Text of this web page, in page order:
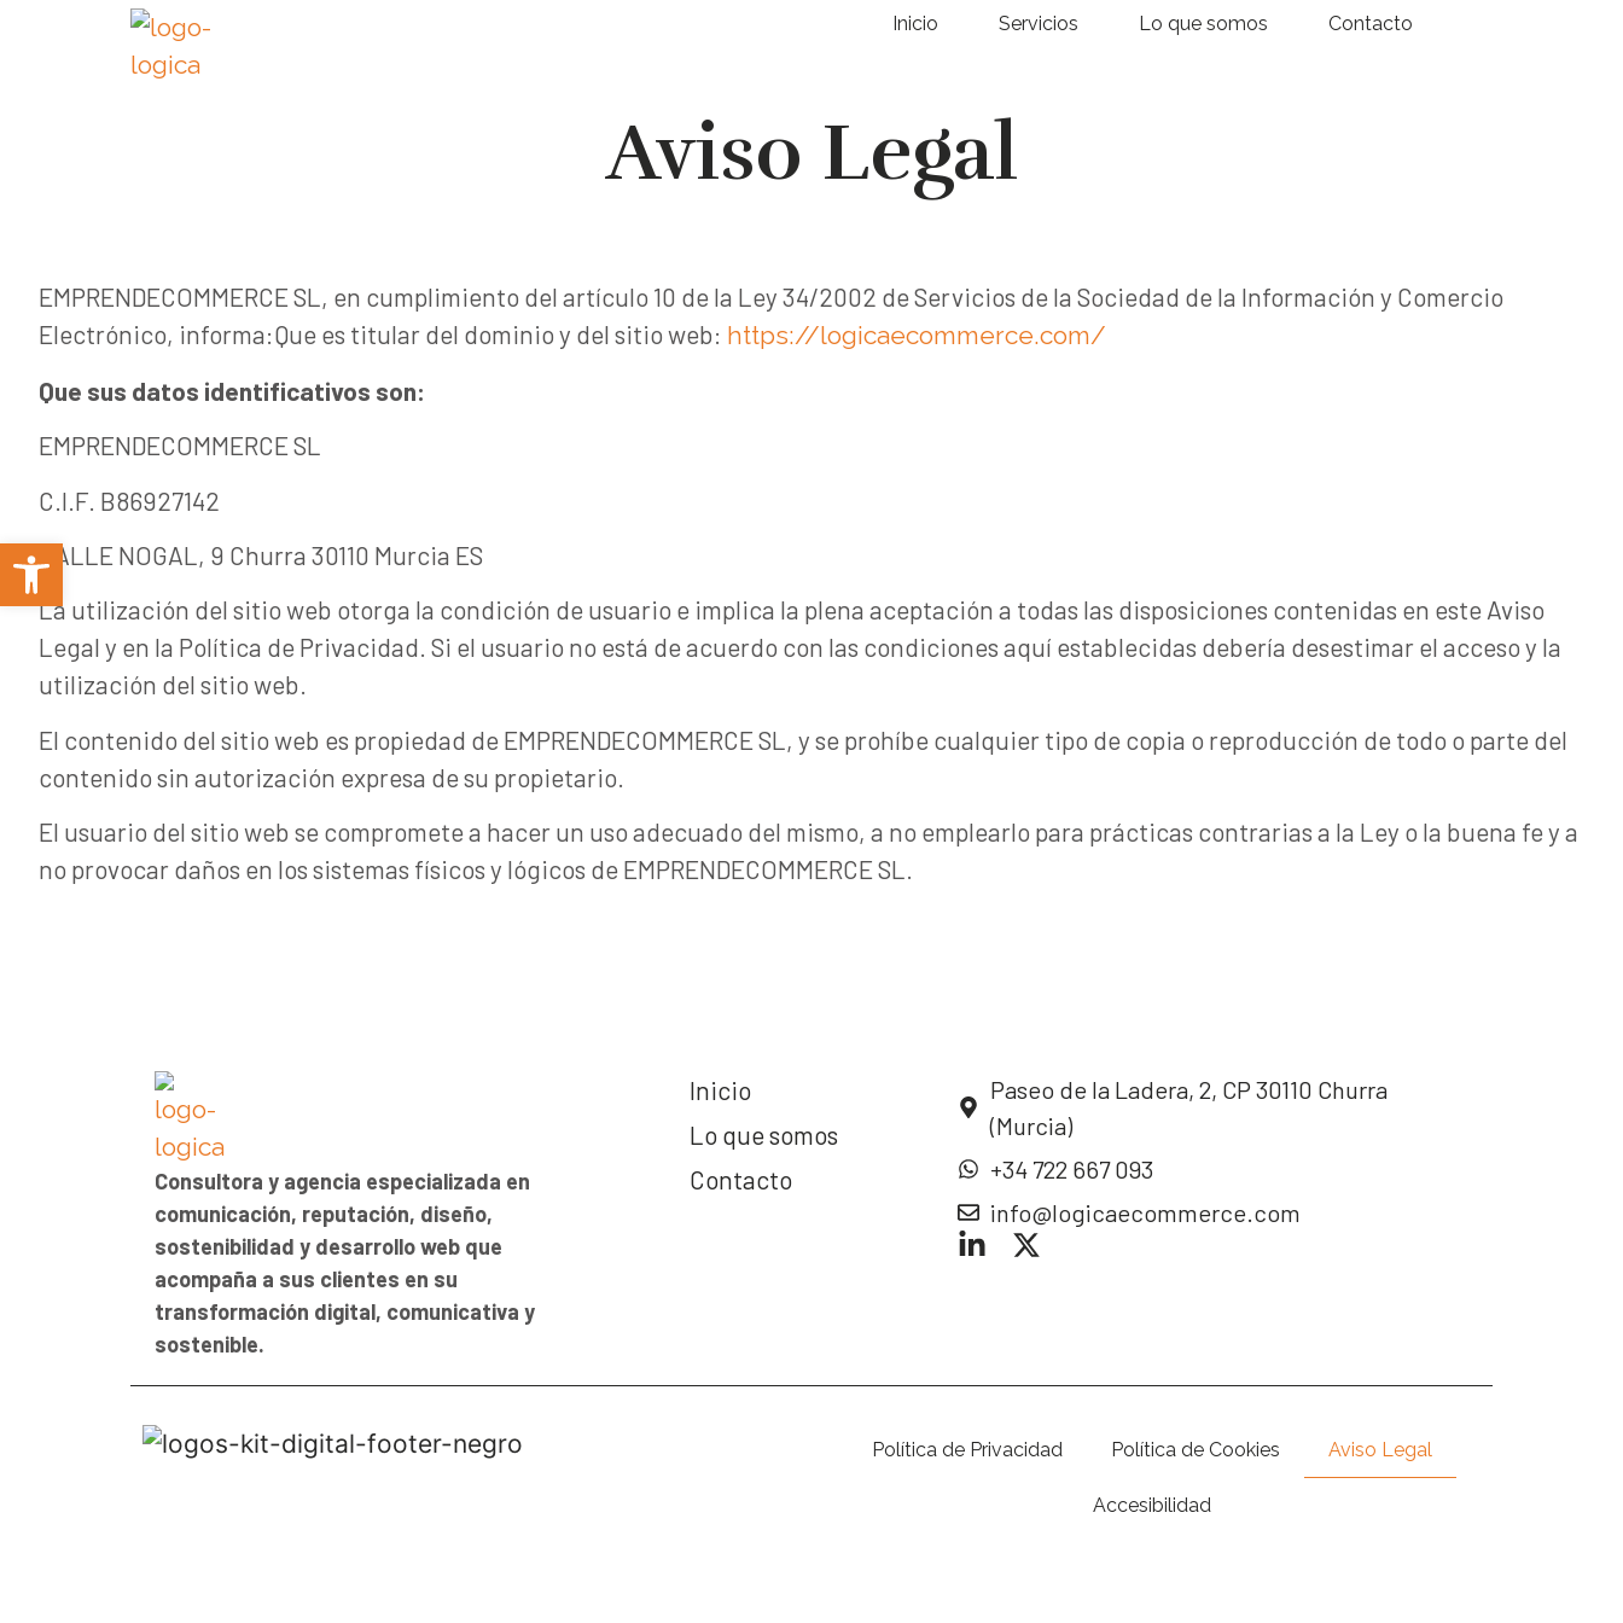
Abrir barra de herramientas
Inicio Servicios Lo que somos Contacto
Aviso Legal
EMPRENDECOMMERCE SL, en cumplimiento del artículo 10 de la Ley 34/2002 de Servicios de la Sociedad de la Información y Comercio
Electrónico, informa:Que es titular del dominio y del sitio web: https://logicaecommerce.com/
Que sus datos identificativos son:
EMPRENDECOMMERCE SL
C.I.F. B86927142
CALLE NOGAL, 9 Churra 30110 Murcia ES
La utilización del sitio web otorga la condición de usuario e implica la plena aceptación a todas las disposiciones contenidas en este Aviso
Legal y en la Política de Privacidad. Si el usuario no está de acuerdo con las condiciones aquí establecidas debería desestimar el acceso y la
utilización del sitio web.
El contenido del sitio web es propiedad de EMPRENDECOMMERCE SL, y se prohíbe cualquier tipo de copia o reproducción de todo o parte del
contenido sin autorización expresa de su propietario.
El usuario del sitio web se compromete a hacer un uso adecuado del mismo, a no emplearlo para prácticas contrarias a la Ley o la buena fe y a
no provocar daños en los sistemas físicos y lógicos de EMPRENDECOMMERCE SL.
Consultora y agencia especializada en
comunicación, reputación, diseño,
sostenibilidad y desarrollo web que
acompaña a sus clientes en su
transformación digital, comunicativa y
sostenible.
Inicio
Lo que somos
Contacto
Paseo de la Ladera, 2, CP 30110 Churra
(Murcia)
+34 722 667 093
info@logicaecommerce.com
Política de Privacidad Política de Cookies Aviso Legal
Accesibilidad